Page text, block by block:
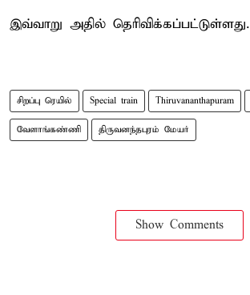
இவ்வாறு அதில் தெரிவிக்கப்பட்டுள்ளது.
சிறப்பு ரெயில் Special train Thiruvananthapuram
வேளாங்கண்ணி திருவனந்தபுரம் மேயர்
Show Comments